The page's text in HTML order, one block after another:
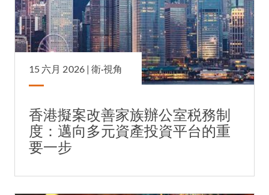
15 六月 2026 |衛·視角
香港擬案改善家族辦公室税務制
度：邁向多元資產投資平台的重
要一步